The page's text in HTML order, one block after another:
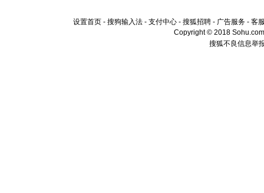
设置首页 - 搜狗输入法 - 支付中心 - 搜狐招聘 - 广告服务 - 客
Copyright © 2018
搜狐不良信息举